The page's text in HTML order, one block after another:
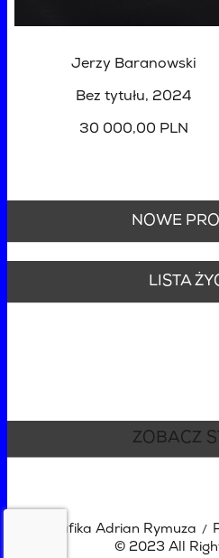
Jerzy Baranowski
Bez tytułu, 2024
30 000,00 PLN
NOWE
LISTA
ZOBACZ
Grafika Adrian Rymuza /
© 2023 All